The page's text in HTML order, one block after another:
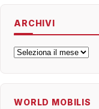
ARCHIVI
Archivi
WORLD MOBILIS